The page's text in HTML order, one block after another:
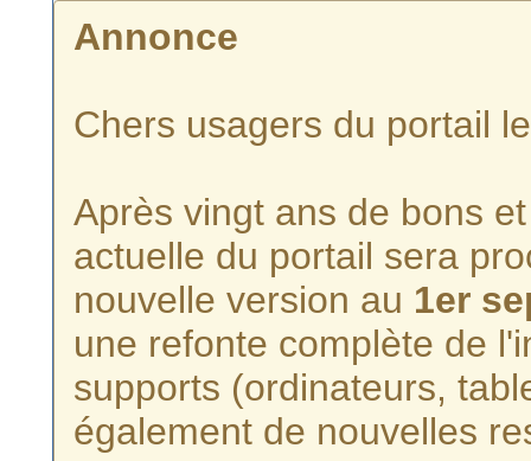
Annonce
Chers usagers du portail
Après vingt ans de bons
actuelle du portail sera
nouvelle version au 1er
une refonte complète de
supports (ordinateurs,
également de nouvelles